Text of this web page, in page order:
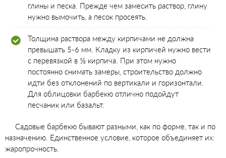
глины и песка. Прежде чем замесить раствор, глину
нужно вымочить, а песок просеять.
Толщина раствора между кирпичами не должна
превышать 5-6 мм. Кладку из кирпичей нужно вести
с перевязкой в ½ кирпича. При этом нужно
постоянно снимать замеры, строительство должно
идти без отклонений по вертикали и горизонтали.
Для облицовки барбекю отлично подойдут
песчаник или базальт.
Садовые барбекю бывают разными, как по форме, так и по
назначению. Единственное условие, которое объединяет их:
жаропрочность.